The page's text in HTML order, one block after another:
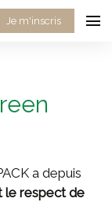
Je m'inscris
a depuis
le respect de